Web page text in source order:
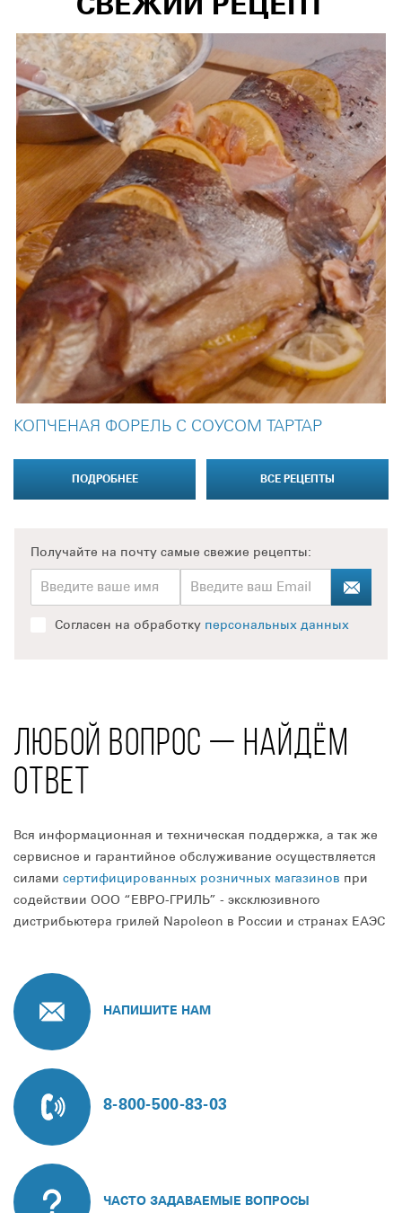
СВЕЖИЙ РЕЦЕПТ
КОПЧЕНАЯ ФОРЕЛЬ С СОУСОМ ТАРТАР
ПОДРОБНЕЕ ВСЕ РЕЦЕПТЫ
Получайте на почту самые свежие рецепты:
Согласен на обработку персональных данных
ЛЮБОЙ ВОПРОС — НАЙДЁМ
ОТВЕТ
Вся информационная и техническая поддержка, а так же
сервисное и гарантийное обслуживание осуществляется
силами сертифицированных розничных магазинов при
содействии ООО “ЕВРО-ГРИЛЬ” - эксклюзивного
дистрибьютера грилей Napoleon в России и странах ЕАЭС
НАПИШИТЕ НАМ
8-800-500-83-03
ЧАСТО ЗАДАВАЕМЫЕ ВОПРОСЫ